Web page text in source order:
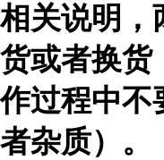
相关说明，
货或者换货
作过程中不
者杂质）。